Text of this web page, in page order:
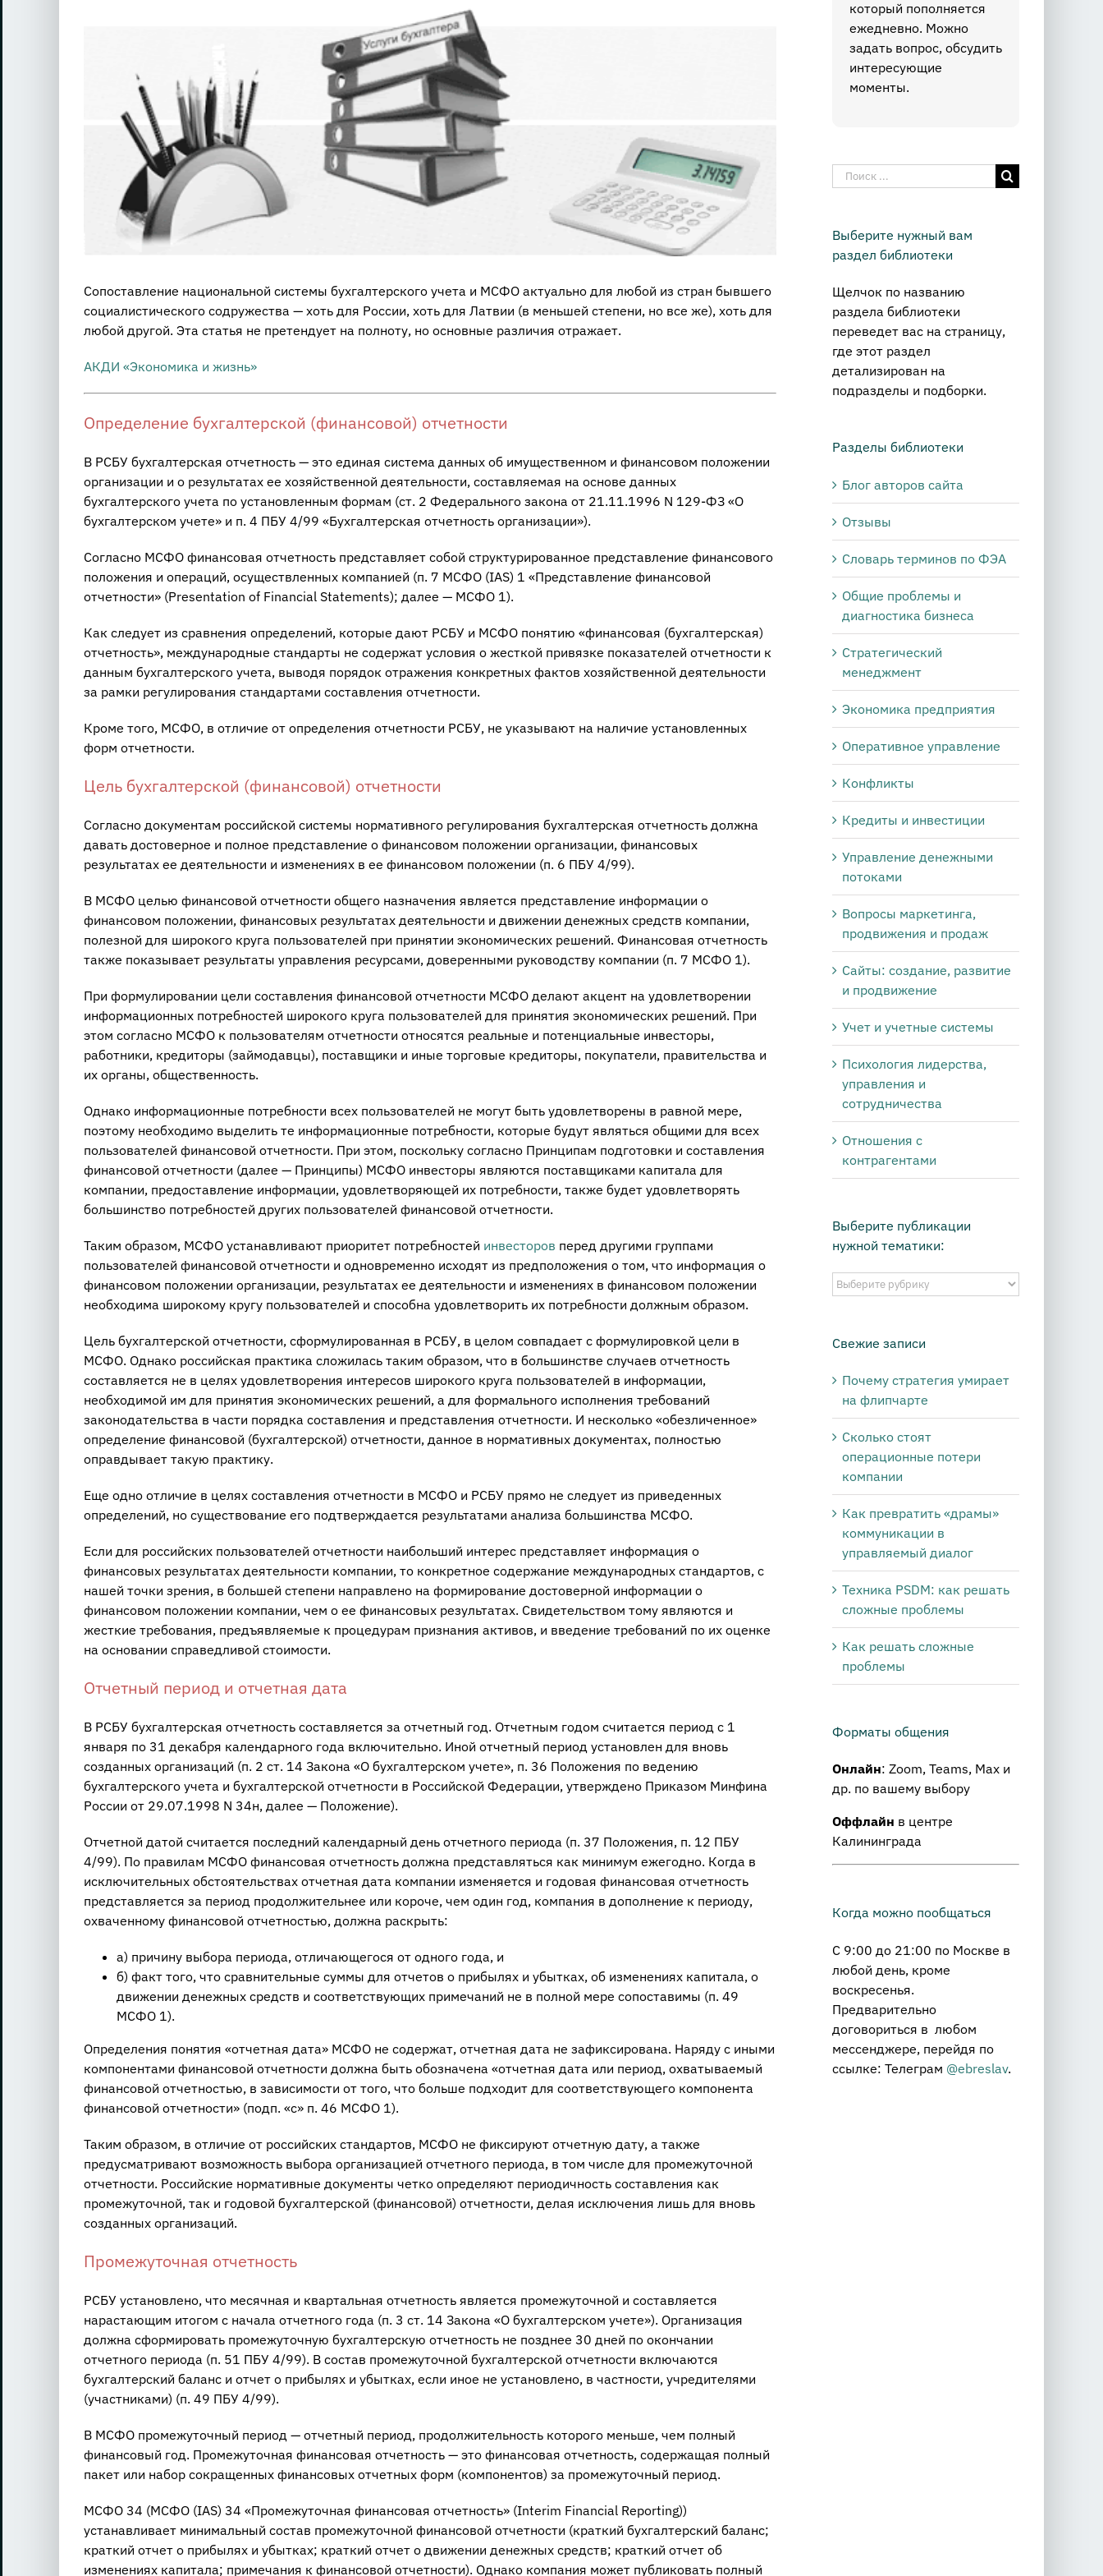
Сопоставление национальной системы бухгалтерского учета и МСФО актуально для любой из стран бывшего
социалистического содружества — хоть для России, хоть для Латвии (в меньшей степени, но все же), хоть для
любой другой. Эта статья не претендует на полноту, но основные различия отражает.
АКДИ «Экономика и жизнь»
Определение бухгалтерской (финансовой) отчетности
В РСБУ бухгалтерская отчетность — это единая система данных об имущественном и финансовом положении
организации и о результатах ее хозяйственной деятельности, составляемая на основе данных
бухгалтерского учета по установленным формам (ст. 2 Федерального закона от 21.11.1996 N 129-ФЗ «О
бухгалтерском учете» и п. 4 ПБУ 4/99 «Бухгалтерская отчетность организации»).
Согласно МСФО финансовая отчетность представляет собой структурированное представление финансового
положения и операций, осуществленных компанией (п. 7 МСФО (IAS) 1 «Представление финансовой
отчетности» (Presentation of Financial Statements); далее — МСФО 1).
Как следует из сравнения определений, которые дают РСБУ и МСФО понятию «финансовая (бухгалтерская)
отчетность», международные стандарты не содержат условия о жесткой привязке показателей отчетности к
данным бухгалтерского учета, выводя порядок отражения конкретных фактов хозяйственной деятельности
за рамки регулирования стандартами составления отчетности.
Кроме того, МСФО, в отличие от определения отчетности РСБУ, не указывают на наличие установленных
форм отчетности.
Цель бухгалтерской (финансовой) отчетности
Согласно документам российской системы нормативного регулирования бухгалтерская отчетность должна
давать достоверное и полное представление о финансовом положении организации, финансовых
результатах ее деятельности и изменениях в ее финансовом положении (п. 6 ПБУ 4/99).
В МСФО целью финансовой отчетности общего назначения является представление информации о
финансовом положении, финансовых результатах деятельности и движении денежных средств компании,
полезной для широкого круга пользователей при принятии экономических решений. Финансовая отчетность
также показывает результаты управления ресурсами, доверенными руководству компании (п. 7 МСФО 1).
При формулировании цели составления финансовой отчетности МСФО делают акцент на удовлетворении
информационных потребностей широкого круга пользователей для принятия экономических решений. При
этом согласно МСФО к пользователям отчетности относятся реальные и потенциальные инвесторы,
работники, кредиторы (займодавцы), поставщики и иные торговые кредиторы, покупатели, правительства и
их органы, общественность.
Однако информационные потребности всех пользователей не могут быть удовлетворены в равной мере,
поэтому необходимо выделить те информационные потребности, которые будут являться общими для всех
пользователей финансовой отчетности. При этом, поскольку согласно Принципам подготовки и составления
финансовой отчетности (далее — Принципы) МСФО инвесторы являются поставщиками капитала для
компании, предоставление информации, удовлетворяющей их потребности, также будет удовлетворять
большинство потребностей других пользователей финансовой отчетности.
Таким образом, МСФО устанавливают приоритет потребностей инвесторов перед другими группами
пользователей финансовой отчетности и одновременно исходят из предположения о том, что информация о
финансовом положении организации, результатах ее деятельности и изменениях в финансовом положении
необходима широкому кругу пользователей и способна удовлетворить их потребности должным образом.
Цель бухгалтерской отчетности, сформулированная в РСБУ, в целом совпадает с формулировкой цели в
МСФО. Однако российская практика сложилась таким образом, что в большинстве случаев отчетность
составляется не в целях удовлетворения интересов широкого круга пользователей в информации,
необходимой им для принятия экономических решений, а для формального исполнения требований
законодательства в части порядка составления и представления отчетности. И несколько «обезличенное»
определение финансовой (бухгалтерской) отчетности, данное в нормативных документах, полностью
оправдывает такую практику.
Еще одно отличие в целях составления отчетности в МСФО и РСБУ прямо не следует из приведенных
определений, но существование его подтверждается результатами анализа большинства МСФО.
Если для российских пользователей отчетности наибольший интерес представляет информация о
финансовых результатах деятельности компании, то конкретное содержание международных стандартов, с
нашей точки зрения, в большей степени направлено на формирование достоверной информации о
финансовом положении компании, чем о ее финансовых результатах. Свидетельством тому являются и
жесткие требования, предъявляемые к процедурам признания активов, и введение требований по их оценке
на основании справедливой стоимости.
Отчетный период и отчетная дата
В РСБУ бухгалтерская отчетность составляется за отчетный год. Отчетным годом считается период с 1
января по 31 декабря календарного года включительно. Иной отчетный период установлен для вновь
созданных организаций (п. 2 ст. 14 Закона «О бухгалтерском учете», п. 36 Положения по ведению
бухгалтерского учета и бухгалтерской отчетности в Российской Федерации, утверждено Приказом Минфина
России от 29.07.1998 N 34н, далее — Положение).
Отчетной датой считается последний календарный день отчетного периода (п. 37 Положения, п. 12 ПБУ
4/99). По правилам МСФО финансовая отчетность должна представляться как минимум ежегодно. Когда в
исключительных обстоятельствах отчетная дата компании изменяется и годовая финансовая отчетность
представляется за период продолжительнее или короче, чем один год, компания в дополнение к периоду,
охваченному финансовой отчетностью, должна раскрыть:
а) причину выбора периода, отличающегося от одного года, и
б) факт того, что сравнительные суммы для отчетов о прибылях и убытках, об изменениях капитала, о
движении денежных средств и соответствующих примечаний не в полной мере сопоставимы (п. 49
МСФО 1).
Определения понятия «отчетная дата» МСФО не содержат, отчетная дата не зафиксирована. Наряду с иными
компонентами финансовой отчетности должна быть обозначена «отчетная дата или период, охватываемый
финансовой отчетностью, в зависимости от того, что больше подходит для соответствующего компонента
финансовой отчетности» (подп. «c» п. 46 МСФО 1).
Таким образом, в отличие от российских стандартов, МСФО не фиксируют отчетную дату, а также
предусматривают возможность выбора организацией отчетного периода, в том числе для промежуточной
отчетности. Российские нормативные документы четко определяют периодичность составления как
промежуточной, так и годовой бухгалтерской (финансовой) отчетности, делая исключения лишь для вновь
созданных организаций.
Промежуточная отчетность
РСБУ установлено, что месячная и квартальная отчетность является промежуточной и составляется
нарастающим итогом с начала отчетного года (п. 3 ст. 14 Закона «О бухгалтерском учете»). Организация
должна сформировать промежуточную бухгалтерскую отчетность не позднее 30 дней по окончании
отчетного периода (п. 51 ПБУ 4/99). В состав промежуточной бухгалтерской отчетности включаются
бухгалтерский баланс и отчет о прибылях и убытках, если иное не установлено, в частности, учредителями
(участниками) (п. 49 ПБУ 4/99).
В МСФО промежуточный период — отчетный период, продолжительность которого меньше, чем полный
финансовый год. Промежуточная финансовая отчетность — это финансовая отчетность, содержащая полный
пакет или набор сокращенных финансовых отчетных форм (компонентов) за промежуточный период.
МСФО 34 (МСФО (IAS) 34 «Промежуточная финансовая отчетность» (Interim Financial Reporting))
устанавливает минимальный состав промежуточной финансовой отчетности (краткий бухгалтерский баланс;
краткий отчет о прибылях и убытках; краткий отчет о движении денежных средств; краткий отчет об
изменениях капитала; примечания к финансовой отчетности). Однако компания может публиковать полный
который пополняется
ежедневно. Можно
задать вопрос, обсудить
интересующие
моменты.
Результат
поиска:
Выберите нужный вам
раздел библиотеки
Щелчок по названию
раздела библиотеки
переведет вас на страницу,
где этот раздел
детализирован на
подразделы и подборки.
Разделы библиотеки
Блог авторов сайта
Отзывы
Словарь терминов по ФЭА
Общие проблемы и
диагностика бизнеса
Стратегический
менеджмент
Экономика предприятия
Оперативное управление
Конфликты
Кредиты и инвестиции
Управление денежными
потоками
Вопросы маркетинга,
продвижения и продаж
Сайты: создание, развитие
и продвижение
Учет и учетные системы
Психология лидерства,
управления и
сотрудничества
Отношения с
контрагентами
Выберите публикации
нужной тематики:
Выберите
публикации
тематики:
Свежие записи
Почему стратегия умирает
на флипчарте
Сколько стоят
операционные потери
компании
Как превратить «драмы»
коммуникации в
управляемый диалог
Техника PSDM: как решать
сложные проблемы
Как решать сложные
проблемы
Форматы общения
Онлайн: Zoom, Teams, Max и
др. по вашему выбору
Оффлайн в центре
Калининграда
Когда можно пообщаться
С 9:00 до 21:00 по Москве в
любой день, кроме
воскресенья.
Предварительно
договориться в любом
мессенджере, перейдя по
ссылке: Телеграм @ebreslav.